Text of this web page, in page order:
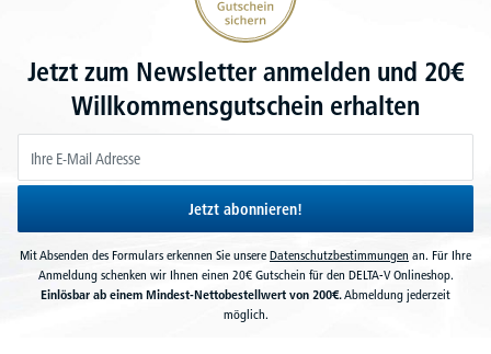
Jetzt zum Newsletter anmelden und 20€
Willkommensgutschein erhalten
Jetzt abonnieren!
Mit Absenden des Formulars erkennen Sie unsere Datenschutzbestimmungen an. Für Ihre
Anmeldung schenken wir Ihnen einen 20€ Gutschein für den DELTA-V Onlineshop.
Einlösbar ab einem Mindest-Nettobestellwert von 200€.Abmeldung jederzeit
möglich.